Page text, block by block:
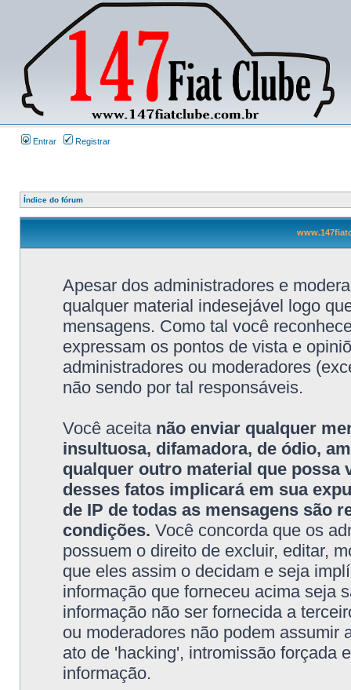
Entrar Registrar
Índice do fórum
Apesar dos administradores e
qualquer material indesejável logo
mensagens. Como tal você
expressam os pontos de vista e
administradores ou moderadores
não sendo por tal responsáveis.
Você aceita não enviar qualquer
insultuosa, difamadora, de ódio,
qualquer outro material que possa
desses fatos implicará em sua
de IP de todas as mensagens são
condições. Você concorda que os
possuem o direito de excluir, editar,
que eles assim o decidam e seja
informação que forneceu acima seja
informação não ser fornecida a
ou moderadores não podem assumir
ato de 'hacking', intromissão forçada
informação.